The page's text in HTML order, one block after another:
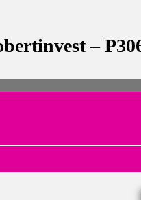
–